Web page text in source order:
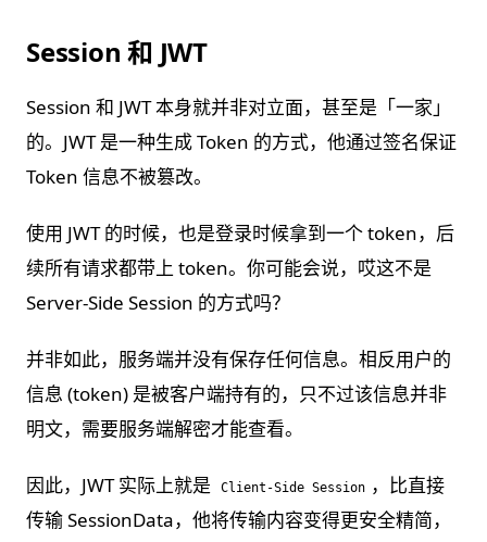
Session 和 JWT
Session 和 JWT 本身就并非对立面，甚至是「一家」
的。JWT 是一种生成 Token 的方式，他通过签名保证
Token 信息不被篡改。
使用 JWT 的时候，也是登录时候拿到一个 token，后
续所有请求都带上 token。你可能会说，哎这不是
Server-Side Session 的方式吗？
并非如此，服务端并没有保存任何信息。相反用户的
信息 (token) 是被客户端持有的，只不过该信息并非
明文，需要服务端解密才能查看。
因此，JWT 实际上就是 Client-Side Session ，比直接
传输 SessionData，他将传输内容变得更安全精简，